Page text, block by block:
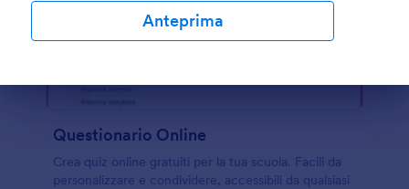
Anteprima
Questionario Online
Crea quiz online gratuiti per la tua scuola. Facili da
personalizzare e condividere, accessibili da qualsiasi